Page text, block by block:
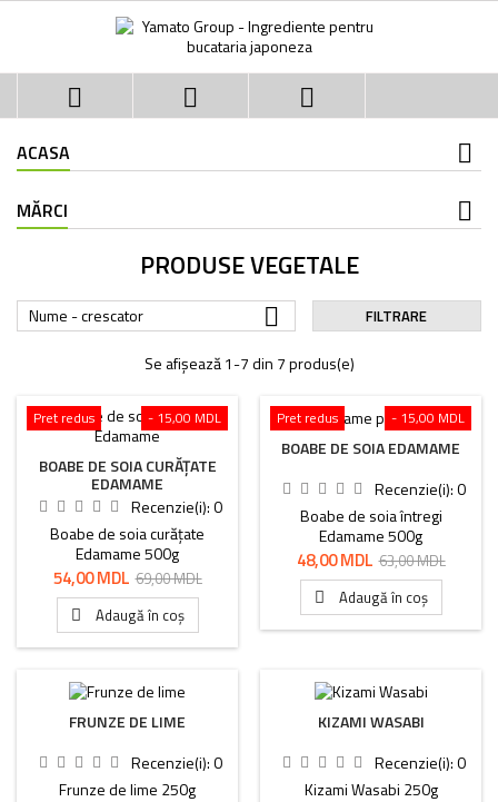
  
ACASA
MĂRCI
PRODUSE VEGETALE
Nume - crescator  FILTRARE
Se afișează 1-7 din 7 produs(e)
- 15,00 MDL
Pret redus
BOABE DE SOIA CURĂȚATE
EDAMAME
Recenzie(i):0
Boabe de soia curățate
Edamame 500g
Preț
54,00 MDL Preț
de
bază
69,00 MDL
 Adaugă în coș
- 15,00 MDL
Pret redus
BOABE DE SOIA EDAMAME
Recenzie(i):0
Boabe de soia întregi
Edamame 500g
Preț
48,00 MDL Preț
de
bază
63,00 MDL
 Adaugă în coș
FRUNZE DE LIME
Recenzie(i):0
Frunze de lime 250g
KIZAMI WASABI
Recenzie(i):0
Kizami Wasabi 250g